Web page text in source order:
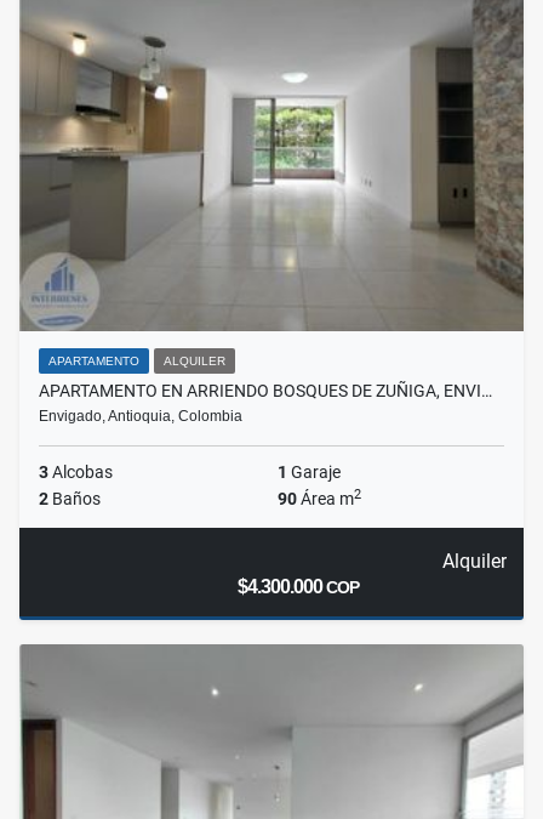
APARTAMENTO ALQUILER
APARTAMENTO EN ARRIENDO BOSQUES DE ZUÑIGA, ENVI…
Envigado, Antioquia, Colombia
3Alcobas 1 Garaje
2 Baños 90Área m2
Alquiler
$4.300.000COP